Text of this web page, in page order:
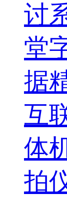
讨
堂
据
互
体
拍